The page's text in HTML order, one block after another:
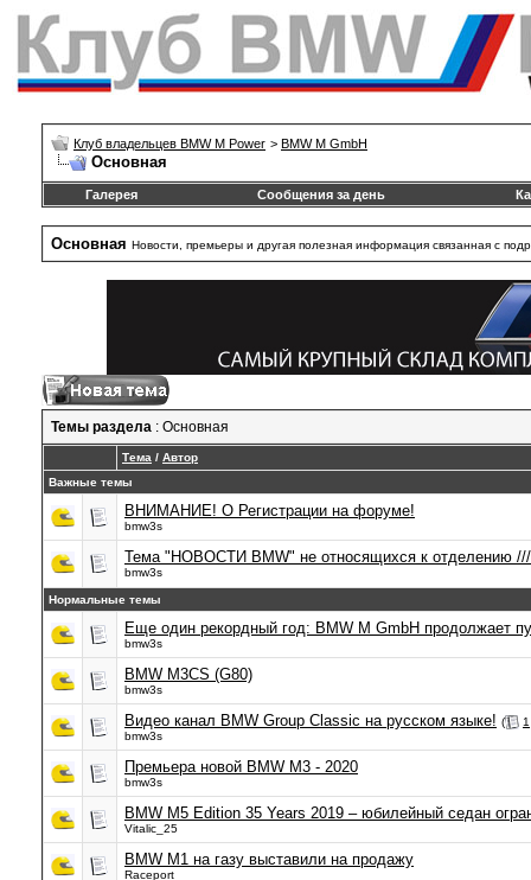
Клуб владельцев BMW M Power > BMW M GmbH
Основная
Галерея Сообщения за день
Основная Новости, премьеры и другая полезная информация связанная с
Темы раздела : Основная
Тема / Автор
Важные темы
ВНИМАНИЕ! О Регистрации на форуме!
bmw3s
Тема "НОВОСТИ BMW" не относящихся к отделению
bmw3s
Нормальные темы
Еще один рекордный год: BMW M GmbH продолжает
bmw3s
BMW M3CS (G80)
bmw3s
Видео канал BMW Group Classic на русском языке! (
1
bmw3s
Премьера новой BMW M3 - 2020
bmw3s
BMW M5 Edition 35 Years 2019 – юбилейный седан
Vitalic_25
BMW M1 на газу выставили на продажу
Raceport